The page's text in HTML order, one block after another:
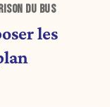
DU BUS
les